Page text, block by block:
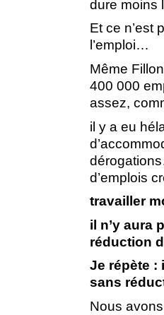
dure moins
Et ce n’est
l’emploi…
Même
400 000
assez,
il y a eu
d’emplois
travailler
il n’y aura
réduction
Je répète :
sans
Nous